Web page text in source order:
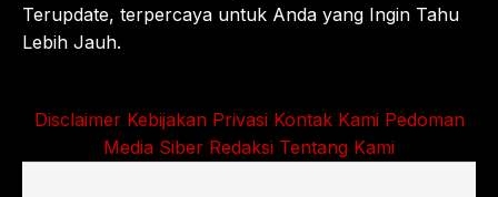
Terupdate, terpercaya untuk Anda yang Ingin Tahu
Lebih Jauh.
Disclaimer Kebijakan Privasi Kontak Kami Pedoman
Media Siber Redaksi Tentang Kami